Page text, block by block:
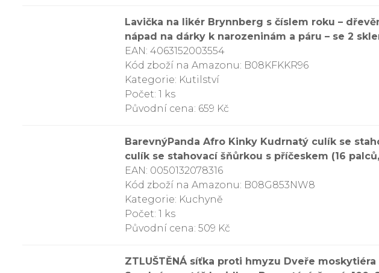
Lavička na likér Brynnberg s číslem roku –
nápad na dárky k narozeninám a páru – se 2
EAN: 4063152003554
Kód zboží na Amazonu: B08KFKKR96
Kategorie: Kutilství
Počet: 1 ks
Původní cena: 659 Kč
BarevnýPanda Afro Kinky Kudrnatý culík se
culík se stahovací šňůrkou s příčeskem (16
EAN: 0050132078316
Kód zboží na Amazonu: B08G853NW8
Kategorie: Kuchyně
Počet: 1 ks
Původní cena: 509 Kč
ZTLUŠTĚNÁ síťka proti hmyzu Dveře